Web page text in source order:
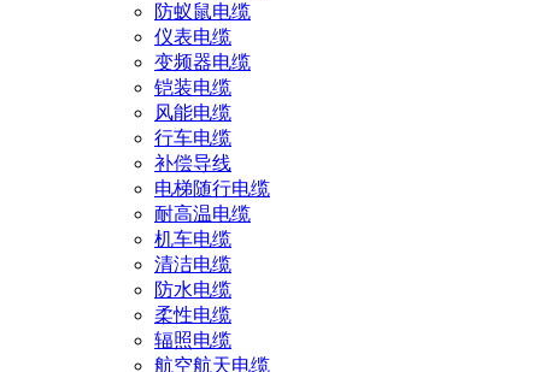
防蚁鼠电缆
仪表电缆
变频器电缆
铠装电缆
风能电缆
行车电缆
补偿导线
电梯随行电缆
耐高温电缆
机车电缆
清洁电缆
防水电缆
柔性电缆
辐照电缆
航空航天电缆